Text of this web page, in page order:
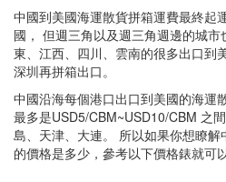
中國到美國海運散貨拼箱運費最終起
國， 但週三角以及週三角週邊的城
東、江西、四川、雲南的很多出口到
深圳再拼箱出口。
中國沿海每個港口出口到美國的海運
最多是USD5/CBM~USD10/CBM 之
島、天津、大連。 所以如果你想瞭
的價格是多少，參考以下價格錶就可以